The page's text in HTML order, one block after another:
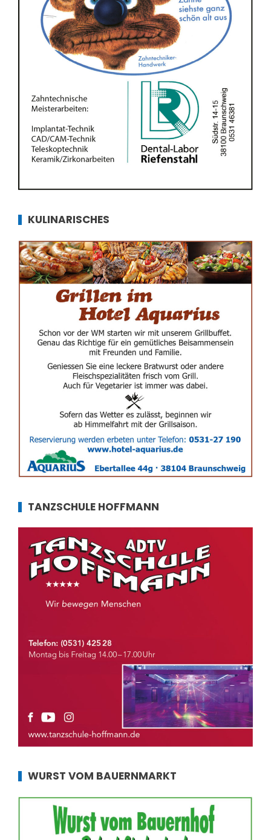
KULINARISCHES
TANZSCHULE HOFFMANN
WURST VOM BAUERNMARKT